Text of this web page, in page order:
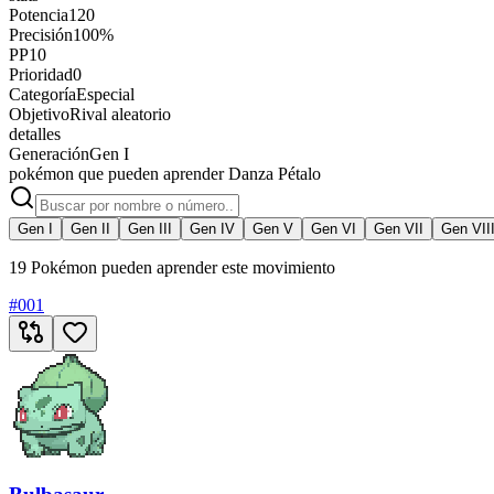
Potencia120
Precisión100%
PP10
Prioridad0
CategoríaEspecial
ObjetivoRival aleatorio
detalles
GeneraciónGen I
pokémon que pueden aprender Danza Pétalo
Gen I Gen II Gen III Gen IV Gen V Gen VI Gen VII Gen VIII
19 Pokémon pueden aprender este movimiento
#001